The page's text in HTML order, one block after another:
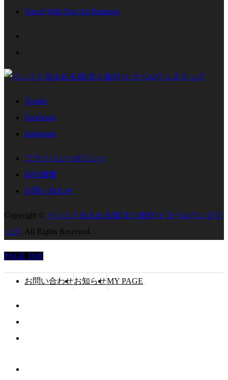
Travel With Dog for Business
Twitter
Facebook
Instagram
プライバシーポリシー
会社概要
お問い合わせ
Copyright © ペットと泊まれる宿(犬と旅行)トラベルウィズド
ッグ. All Rights Reserved.
PAGE TOP
お問い合わせお知らせMY PAGE